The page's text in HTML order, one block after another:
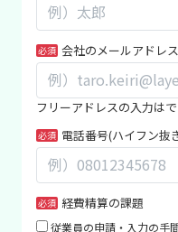
会社のメールアドレス
フリーアドレスの入力は
電話番号(ハイフン抜
経費精算の課題
従業員の申請・入力の手
フ
ィ
ー
ル
ド
は
空
白
の
ま
ま